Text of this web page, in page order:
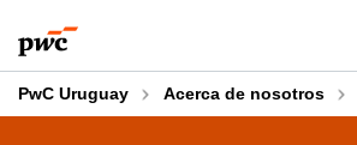
to
content
to
footer
PwC Uruguay Acerca de nosotros